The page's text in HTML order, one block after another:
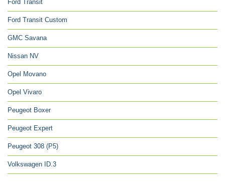
Ford Transit
Ford Transit Custom
GMC Savana
Nissan NV
Opel Movano
Opel Vivaro
Peugeot Boxer
Peugeot Expert
Peugeot 308 (P5)
Volkswagen ID.3